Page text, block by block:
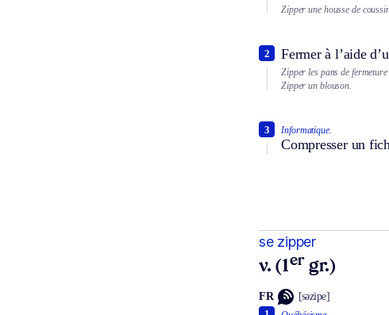
Zipper une housse de
Fermer à l’aide
2
Zipper les pans de fermeture
Zipper un blouson.
Informatique.
Compresser un
3
se zipper
v. (1er gr.)
FR [səzipe]